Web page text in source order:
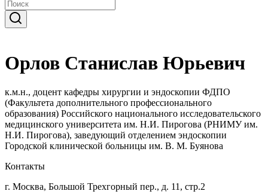
Орлов Станислав Юрьевич
к.м.н., доцент кафедры хирургии и эндоскопии ФДПО
(Факультета дополнительного профессионального
образования) Российского национального исследовательского
медицинского университета им. Н.И. Пирогова (РНИМУ им.
Н.И. Пирогова), заведующий отделением эндоскопии
Городской клинической больницы им. В. М. Буянова
Контакты
г. Москва, Большой Трехгорный пер., д. 11, стр.2